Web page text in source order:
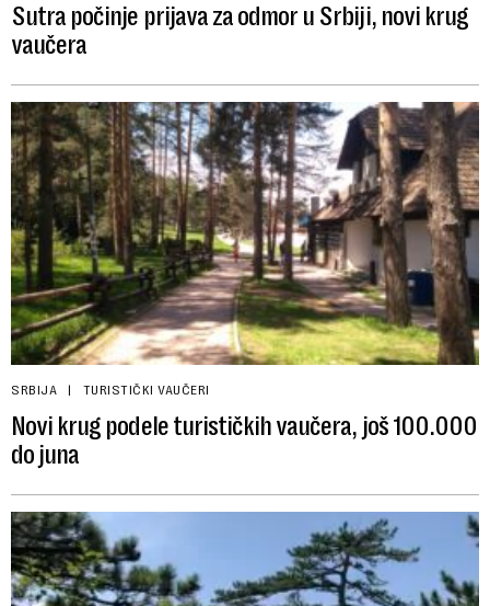
Sutra počinje prijava za odmor u Srbiji, novi krug
vaučera
SRBIJA TURISTIČKI VAUČERI
Novi krug podele turističkih vaučera, još 100.000
do juna